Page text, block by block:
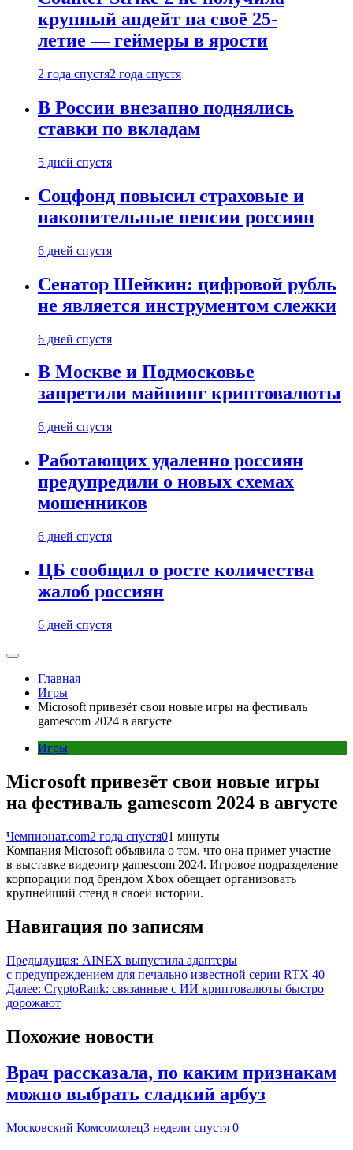
крупный апдейт на своё 25-
летие — геймеры в ярости
2 года спустя2 года спустя
В России внезапно поднялись
ставки по вкладам
5 дней спустя
Соцфонд повысил страховые и
накопительные пенсии россиян
6 дней спустя
Сенатор Шейкин: цифровой рубль
не является инструментом слежки
6 дней спустя
В Москве и Подмосковье
запретили майнинг криптовалюты
6 дней спустя
Работающих удаленно россиян
предупредили о новых схемах
мошенников
6 дней спустя
ЦБ сообщил о росте количества
жалоб россиян
6 дней спустя
Главная
Игры
Microsoft привезёт свои новые игры на фестиваль
gamescom 2024 в августе
Игры
Microsoft привезёт свои новые игры
на фестиваль gamescom 2024 в августе
Чемпионат.com2 года спустя01 минуты
Компания Microsoft объявила о том, что она примет участие
в выставке видеоигр gamescom 2024. Игровое подразделение
корпорации под брендом Xbox обещает организовать
крупнейший стенд в своей истории.
Навигация по записям
Предыдущая: AINEX выпустила адаптеры
с предупреждением для печально известной серии RTX 40
Далее: CryptoRank: связанные с ИИ криптовалюты быстро
дорожают
Похожие новости
Врач рассказала, по каким признакам
можно выбрать сладкий арбуз
Московский Комсомолец3 недели спустя 0